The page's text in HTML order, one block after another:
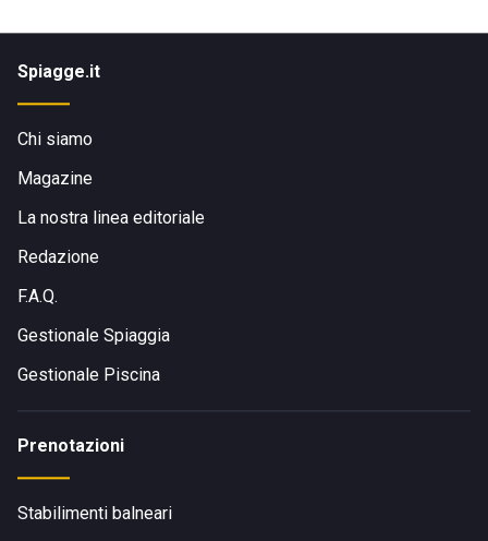
Spiagge.it
Chi siamo
Magazine
La nostra linea editoriale
Redazione
F.A.Q.
Gestionale Spiaggia
Gestionale Piscina
Prenotazioni
Stabilimenti balneari